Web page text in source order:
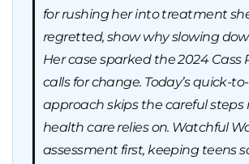
for rushing her into treatment
regretted, show why slowing
Her case sparked the 2024 Cass
calls for change. Today’s quick-
approach skips the careful
health care relies on. Watchful
assessment first, keeping teens